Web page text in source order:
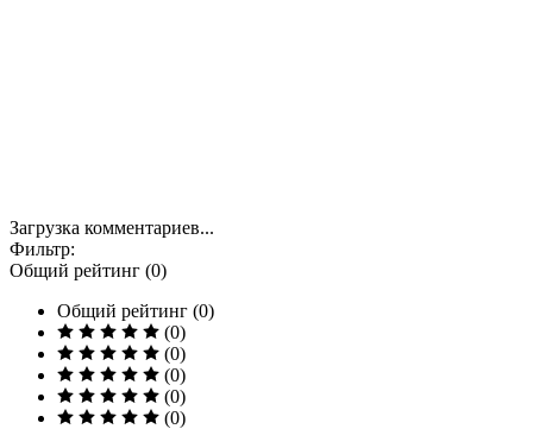
Загрузка комментариев...
Фильтр:
Общий рейтинг (0)
Общий рейтинг (0)
(0)
(0)
(0)
(0)
(0)